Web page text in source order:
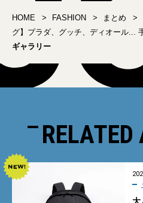
HOME FASHION まとめ
グ】プラダ、グッチ、ディオール...
ギャラリー
RELATED
大